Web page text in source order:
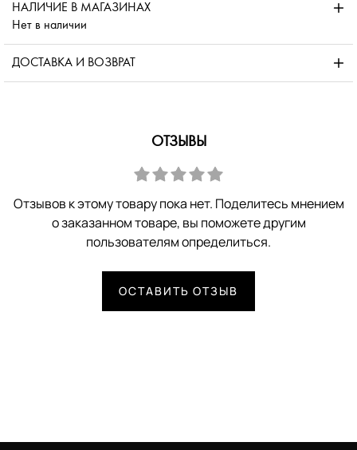
НАЛИЧИЕ В МАГАЗИНАХ
Нет в наличии
ДОСТАВКА И ВОЗВРАТ
ОТЗЫВЫ
Отзывов к этому товару пока нет. Поделитесь мнением
о заказанном товаре, вы поможете другим
пользователям определиться.
ОСТАВИТЬ ОТЗЫВ